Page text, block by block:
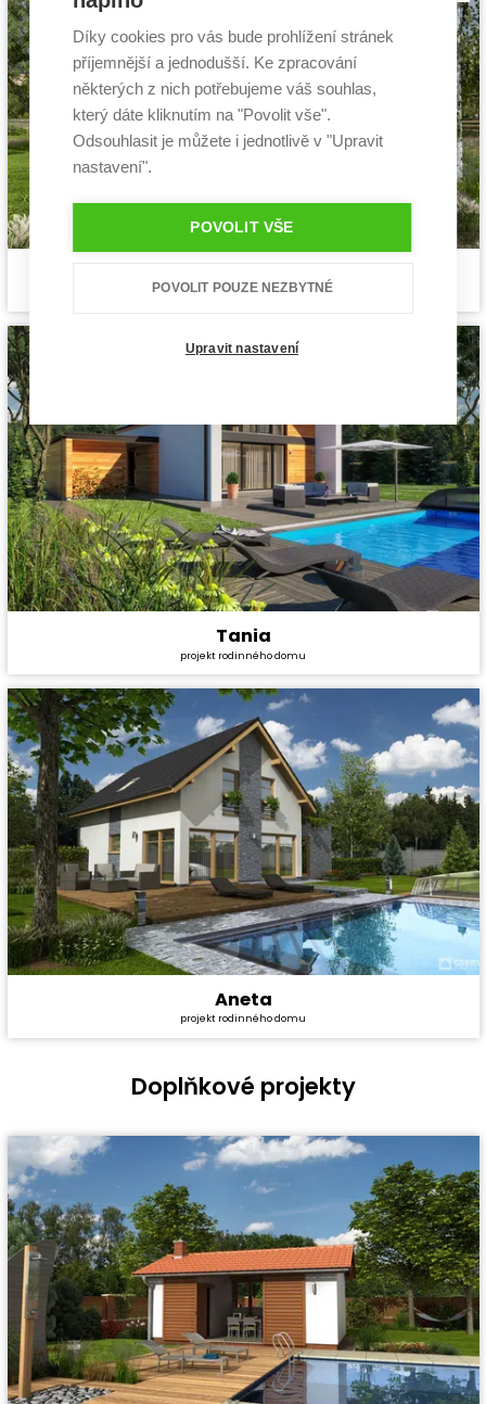
Dispozice:
5+1
Užitná plocha:
130,06 m²
projekt rodinného domu
Dispozice:
5+1
Užitná plocha:
180,34 m²
Tania
projekt rodinného domu
Dispozice:
5+1
Aneta
projekt rodinného domu
Doplňkové projekty
Díky cookies pro vás bude prohlížení stránek
příjemnější a jednodušší. Ke zpracování
některých z nich potřebujeme váš souhlas,
který dáte kliknutím na "Povolit vše".
Odsouhlasit je můžete i jednotlivě v "Upravit
nastavení".
POVOLIT VŠE
POVOLIT POUZE NEZBYTNÉ
Upravit nastavení